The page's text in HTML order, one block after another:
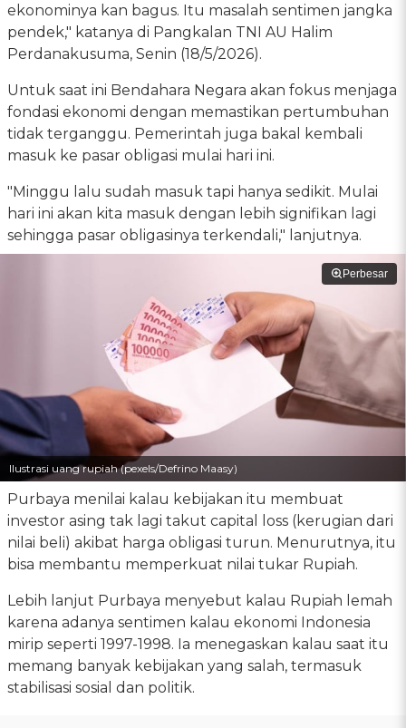
ekonominya kan bagus. Itu masalah sentimen jangka
pendek," katanya di Pangkalan TNI AU Halim
Perdanakusuma, Senin (18/5/2026).
Untuk saat ini Bendahara Negara akan fokus menjaga
fondasi ekonomi dengan memastikan pertumbuhan
tidak terganggu. Pemerintah juga bakal kembali
masuk ke pasar obligasi mulai hari ini.
"Minggu lalu sudah masuk tapi hanya sedikit. Mulai
hari ini akan kita masuk dengan lebih signifikan lagi
sehingga pasar obligasinya terkendali," lanjutnya.
Perbesar
Ilustrasi uang rupiah (pexels/Defrino Maasy)
Purbaya menilai kalau kebijakan itu membuat
investor asing tak lagi takut capital loss (kerugian dari
nilai beli) akibat harga obligasi turun. Menurutnya, itu
bisa membantu memperkuat nilai tukar Rupiah.
Lebih lanjut Purbaya menyebut kalau Rupiah lemah
karena adanya sentimen kalau ekonomi Indonesia
mirip seperti 1997-1998. Ia menegaskan kalau saat itu
memang banyak kebijakan yang salah, termasuk
stabilisasi sosial dan politik.